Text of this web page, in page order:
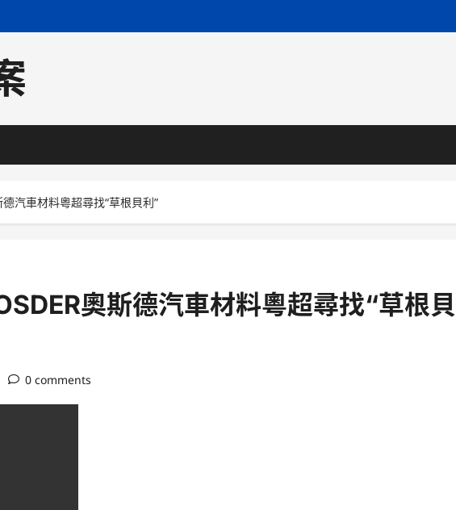
汽車材料粵超尋找“草根貝利”
奧斯德汽車材料粵超尋找“草根貝
0 comments